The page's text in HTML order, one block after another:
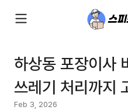
하상동 포장이사
쓰레기 처리까지
Feb 3, 2026